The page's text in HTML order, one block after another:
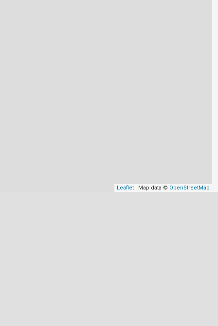
Leaflet | Map data © OpenStreetMap